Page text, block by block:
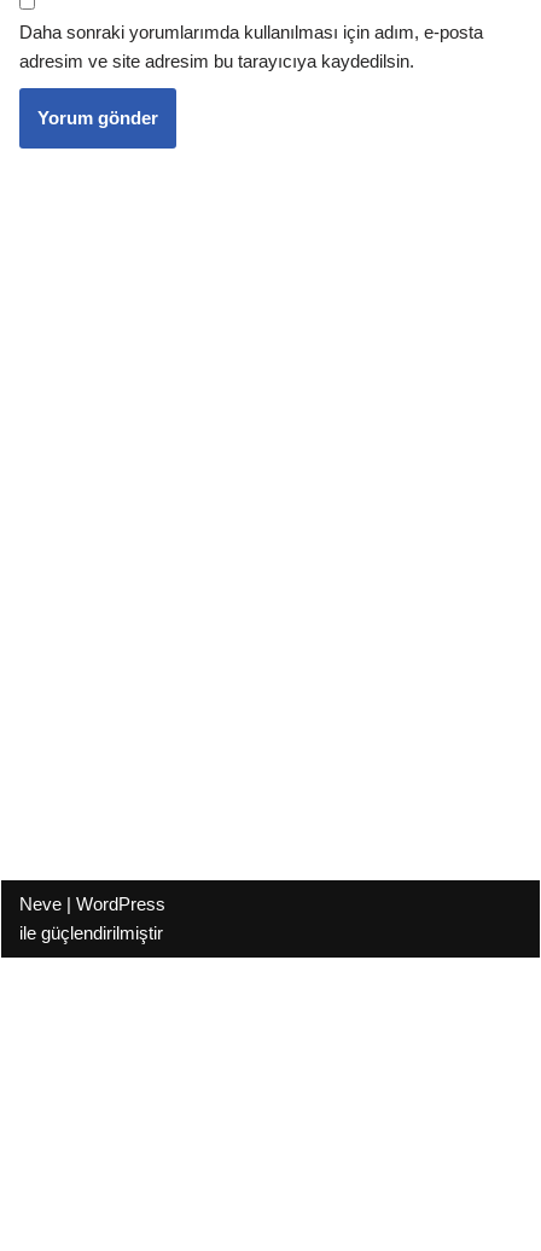
Daha sonraki yorumlarımda kullanılması için adım, e-posta
adresim ve site adresim bu tarayıcıya kaydedilsin.
Neve | WordPress
ile güçlendirilmiştir